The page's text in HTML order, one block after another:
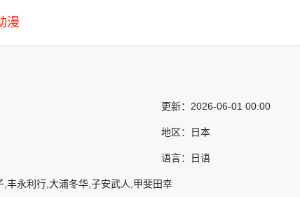
漫
更新： 2026-06-01 00:00
地区： 日本
语言： 日语
,丰永利行,大浦冬华,子安武人,甲斐田幸